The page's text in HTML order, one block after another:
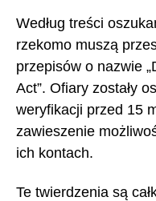
Według treści
rzekomo muszą
przepisów o nazwie
Act”. Ofiary zostały
weryfikacji przed 15
zawieszenie
ich kontach.
Te twierdzenia są